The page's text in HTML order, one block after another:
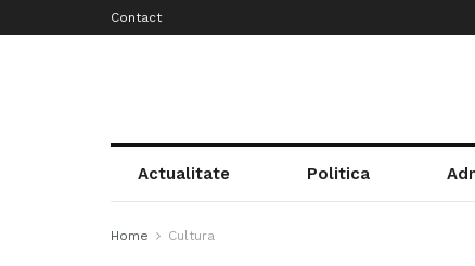
Contact
Actualitate Politica
Home Cultura